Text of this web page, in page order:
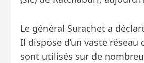
Le général Surachet a
Il dispose d’un vaste
sont utilisés sur de